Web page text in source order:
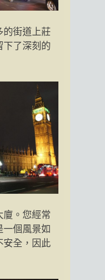
的街道上莊
下了深刻的
廈。您經常
一個風景如
安全，因此